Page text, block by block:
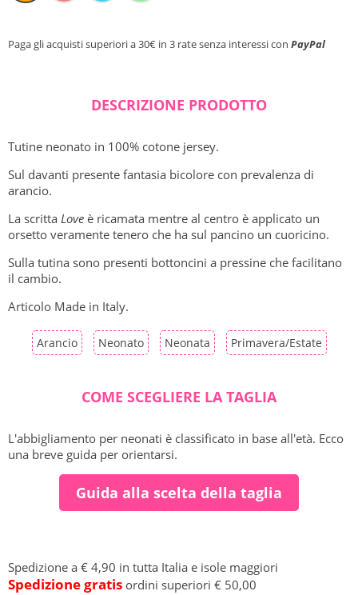
Paga gli acquisti superiori a 30€ in 3 rate senza interessi con PayPal
DESCRIZIONE PRODOTTO
Tutine neonato in 100% cotone jersey.
Sul davanti presente fantasia bicolore con prevalenza di
arancio.
La scritta Love è ricamata mentre al centro è applicato un
orsetto veramente tenero che ha sul pancino un cuoricino.
Sulla tutina sono presenti bottoncini a pressine che facilitano
il cambio.
Articolo Made in Italy.
Arancio Neonato Neonata Primavera/Estate
COME SCEGLIERE LA TAGLIA
L'abbigliamento per neonati è classificato in base all'età. Ecco
una breve guida per orientarsi.
Guida alla scelta della taglia
Spedizione a € 4,90 in tutta Italia e isole maggiori
Spedizione gratis ordini superiori € 50,00